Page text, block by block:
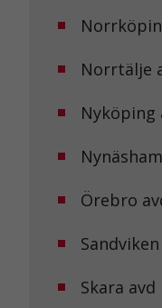
Norrtälje
Nyköping
Örebro
Skara avd